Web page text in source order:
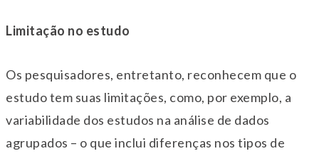
Limitação no estudo
Os pesquisadores, entretanto, reconhecem que o
estudo tem suas limitações, como, por exemplo, a
variabilidade dos estudos na análise de dados
agrupados – o que inclui diferenças nos tipos de